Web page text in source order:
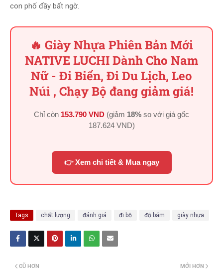
con phố đầy bất ngờ.
🔥 Giày Nhựa Phiên Bản Mới
NATIVE LUCHI Dành Cho Nam
Nữ - Đi Biển, Đi Du Lịch, Leo
Núi , Chạy Bộ đang giảm giá!
Chỉ còn 153.790 VND (giảm 18% so với giá gốc
187.624 VND)
👉 Xem chi tiết & Mua ngay
Tags chất lượng đánh giá đi bộ độ bám giày nhựa
MỚI HƠN
CŨ HƠN